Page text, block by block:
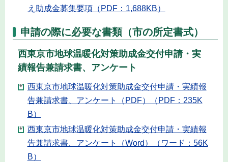
え助成金募集要項（PDF：1,688KB）
申請の際に必要な書類（市の所定書式）
西東京市地球温暖化対策助成金交付申請・実
績報告兼請求書、アンケート
西東京市地球温暖化対策助成金交付申請・実績報
告兼請求書、アンケート（PDF）（PDF：235K
B）
西東京市地球温暖化対策助成金交付申請・実績報
告兼請求書、アンケート（Word）（ワード：56K
B）